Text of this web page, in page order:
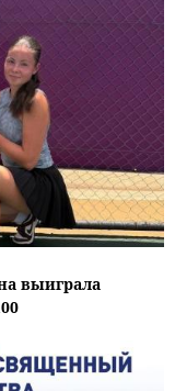
выиграла